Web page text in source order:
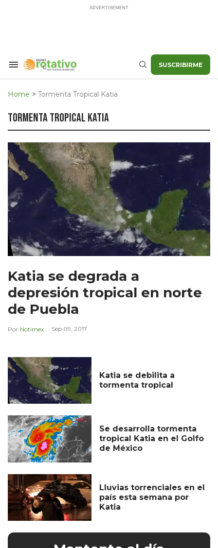
Search
Navigation
Buscar SUSCRIBIRME
Home > Tormenta Tropical Katia
tormenta tropical katia
Katia se degrada a
depresión tropical en norte
de Puebla
Notimex Sep 09, 2017
Katia se debilita a
tormenta tropical
Se desarrolla tormenta
tropical Katia en el Golfo
de México
Lluvias torrenciales en el
país esta semana por
Katia